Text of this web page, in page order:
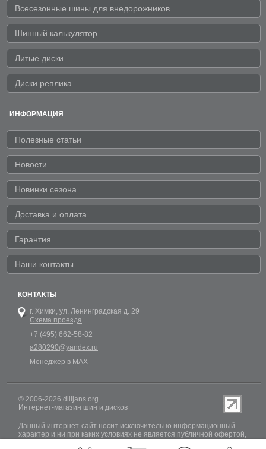
Всесезонные шины для внедорожников
Шинный калькулятор
Литые диски
Диски реплика
ИНФОРМАЦИЯ
Полезные статьи
Новости
Новинки сезона
Доставка и оплата
Гарантия
Наши контакты
КОНТАКТЫ
г. Химки, ул. Ленинградская д. 29
Схема проезда
+7 (495) 662-58-82
a280290@yandex.ru
Менеджер в MAX
© 2006-2026 dilijans.org.
Интернет-магазин шин и дисков
Данный интернет-сайт носит исключительно информационный
характер и ни при каких условиях не является публичной офертой,
определяемой положениями Статьи 437 (2) Гражданского кодекса